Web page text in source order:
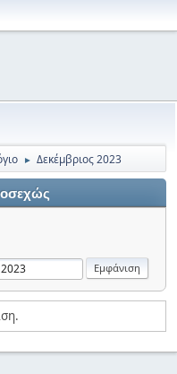
► Δεκέμβριος 2023